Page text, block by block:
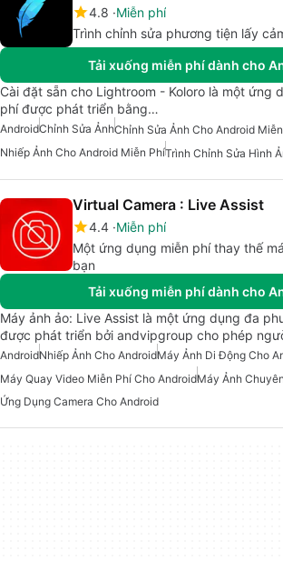
4.8 Miễn phí
Trình chỉnh sửa phương tiện lấy
Tải xuống miễn phí dành cho
Cài đặt sẵn cho Lightroom - Koloro là một ứng
phí được phát triển bằng…
AndroidChỉnh Sửa ẢnhChỉnh Sửa Ảnh Cho Android
Nhiếp Ảnh Cho Android Miễn PhíTrình Chỉnh Sửa Hình
Virtual Camera : Live Assist
4.4 Miễn phí
Một ứng dụng miễn phí thay thế
bạn
Tải xuống miễn phí dành cho
Máy ảnh ảo: Live Assist là một ứng dụng đa
được phát triển bởi andvipgroup cho phép
AndroidNhiếp Ảnh Cho AndroidMáy Ảnh Di Động Cho
Máy Quay Video Miễn Phí Cho AndroidMáy Ảnh
Ứng Dụng Camera Cho Android